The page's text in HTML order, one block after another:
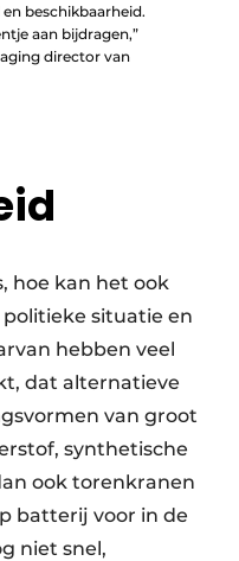
beschikbaarheid.
aan bijdragen,”
director van
hoe kan het ook
situatie en
hebben veel
dat alternatieve
van groot
synthetische
ook torenkranen
batterij voor in de
niet snel,